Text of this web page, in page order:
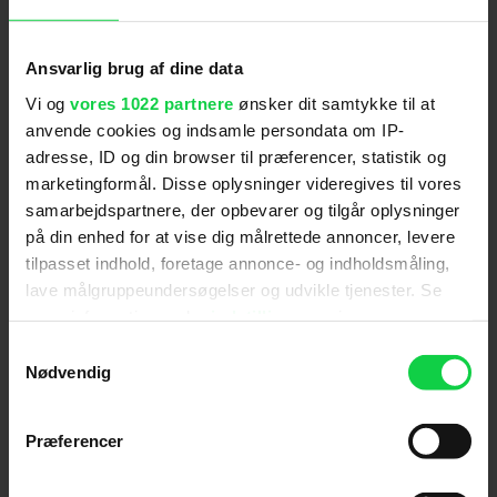
Ansvarlig brug af dine data
Vi og vores 1022 partnere ønsker dit samtykke til at
anvende cookies og indsamle persondata om IP-
adresse, ID og din browser til præferencer, statistik og
marketingformål. Disse oplysninger videregives til vores
samarbejdspartnere, der opbevarer og tilgår oplysninger
på din enhed for at vise dig målrettede annoncer, levere
tilpasset indhold, foretage annonce- og indholdsmåling,
lave målgruppeundersøgelser og udvikle tjenester. Se
tilbage eller ændre indstillinger fra vores
"Cookiedeklaration", eller ved at trykke på "Privacy
Nødvendig
Præferencer
over årene. Alene indenfor det sidste år har
Caped Crusader' og DCU-serien 'Creature
Commandos', der var forfattet af James Gunn. I
sidstnævnte version blev Clayface portrætteret af
Alan Tudyk.
Produktionen på 'Clayface' forventes at starte til
efteråret med en planlagt premiere i september
2026.
James Gunns DCU skydes for alvor igang med
'Superman' den 10. juli.
Følg os for de seneste nyheder, konkurrencer